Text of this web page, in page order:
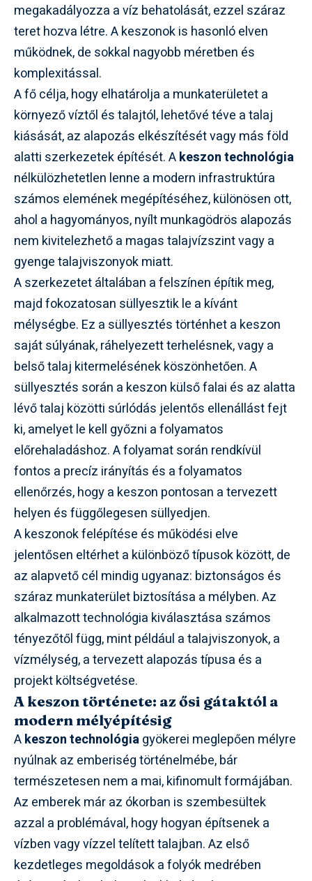
megakadályozza a víz behatolását, ezzel száraz
teret hozva létre. A keszonok is hasonló elven
működnek, de sokkal nagyobb méretben és
komplexitással.
A fő célja, hogy elhatárolja a munkaterületet a
környező víztől és talajtól, lehetővé téve a talaj
kiásását, az alapozás elkészítését vagy más föld
alatti szerkezetek építését. Akeszon technológia
nélkülözhetetlen lenne a modern infrastruktúra
számos elemének megépítéséhez, különösen ott,
ahol a hagyományos, nyílt munkagödrös alapozás
nem kivitelezhető a magas talajvízszint vagy a
gyenge talajviszonyok miatt.
A szerkezetet általában a felszínen építik meg,
majd fokozatosan süllyesztik le a kívánt
mélységbe. Ez a süllyesztés történhet a keszon
saját súlyának, ráhelyezett terhelésnek, vagy a
belső talaj kitermelésének köszönhetően. A
süllyesztés során a keszon külső falai és az alatta
lévő talaj közötti súrlódás jelentős ellenállást fejt
ki, amelyet le kell győzni a folyamatos
előrehaladáshoz. A folyamat során rendkívül
fontos a precíz irányítás és a folyamatos
ellenőrzés, hogy a keszon pontosan a tervezett
helyen és függőlegesen süllyedjen.
A keszonok felépítése és működési elve
jelentősen eltérhet a különböző típusok között, de
az alapvető cél mindig ugyanaz: biztonságos és
száraz munkaterület biztosítása a mélyben. Az
alkalmazott technológia kiválasztása számos
tényezőtől függ, mint például a talajviszonyok, a
vízmélység, a tervezett alapozás típusa és a
projekt költségvetése.
A keszon története: az ősi gátaktól a
modern mélyépítésig
Akeszon technológiagyökerei meglepően mélyre
nyúlnak az emberiség történelmébe, bár
természetesen nem a mai, kifinomult formájában.
Az emberek már az ókorban is szembesültek
azzal a problémával, hogy hogyan építsenek a
vízben vagy vízzel telített talajban. Az első
kezdetleges megoldások a folyók medrében